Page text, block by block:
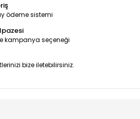
ödeme sistemi
kampanya seçeneği
bize iletebilirsiniz.